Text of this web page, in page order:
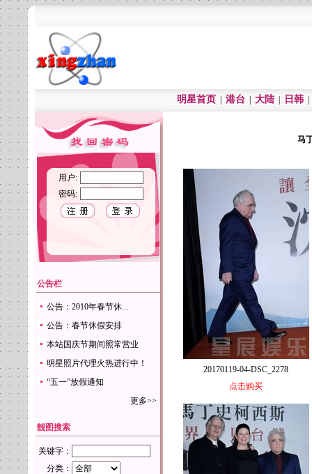
明星首页 港台 大陆 日韩
用户:
密码:
公告栏
公告：2010年春节休...
公告：春节休假安排
本站国庆节期间照常营业
明星照片代理火热进行中！
“五一”放假通知
更多>>
靓图搜索
关键字：
分类：
马
20170119-04-DSC_2278
点击购买